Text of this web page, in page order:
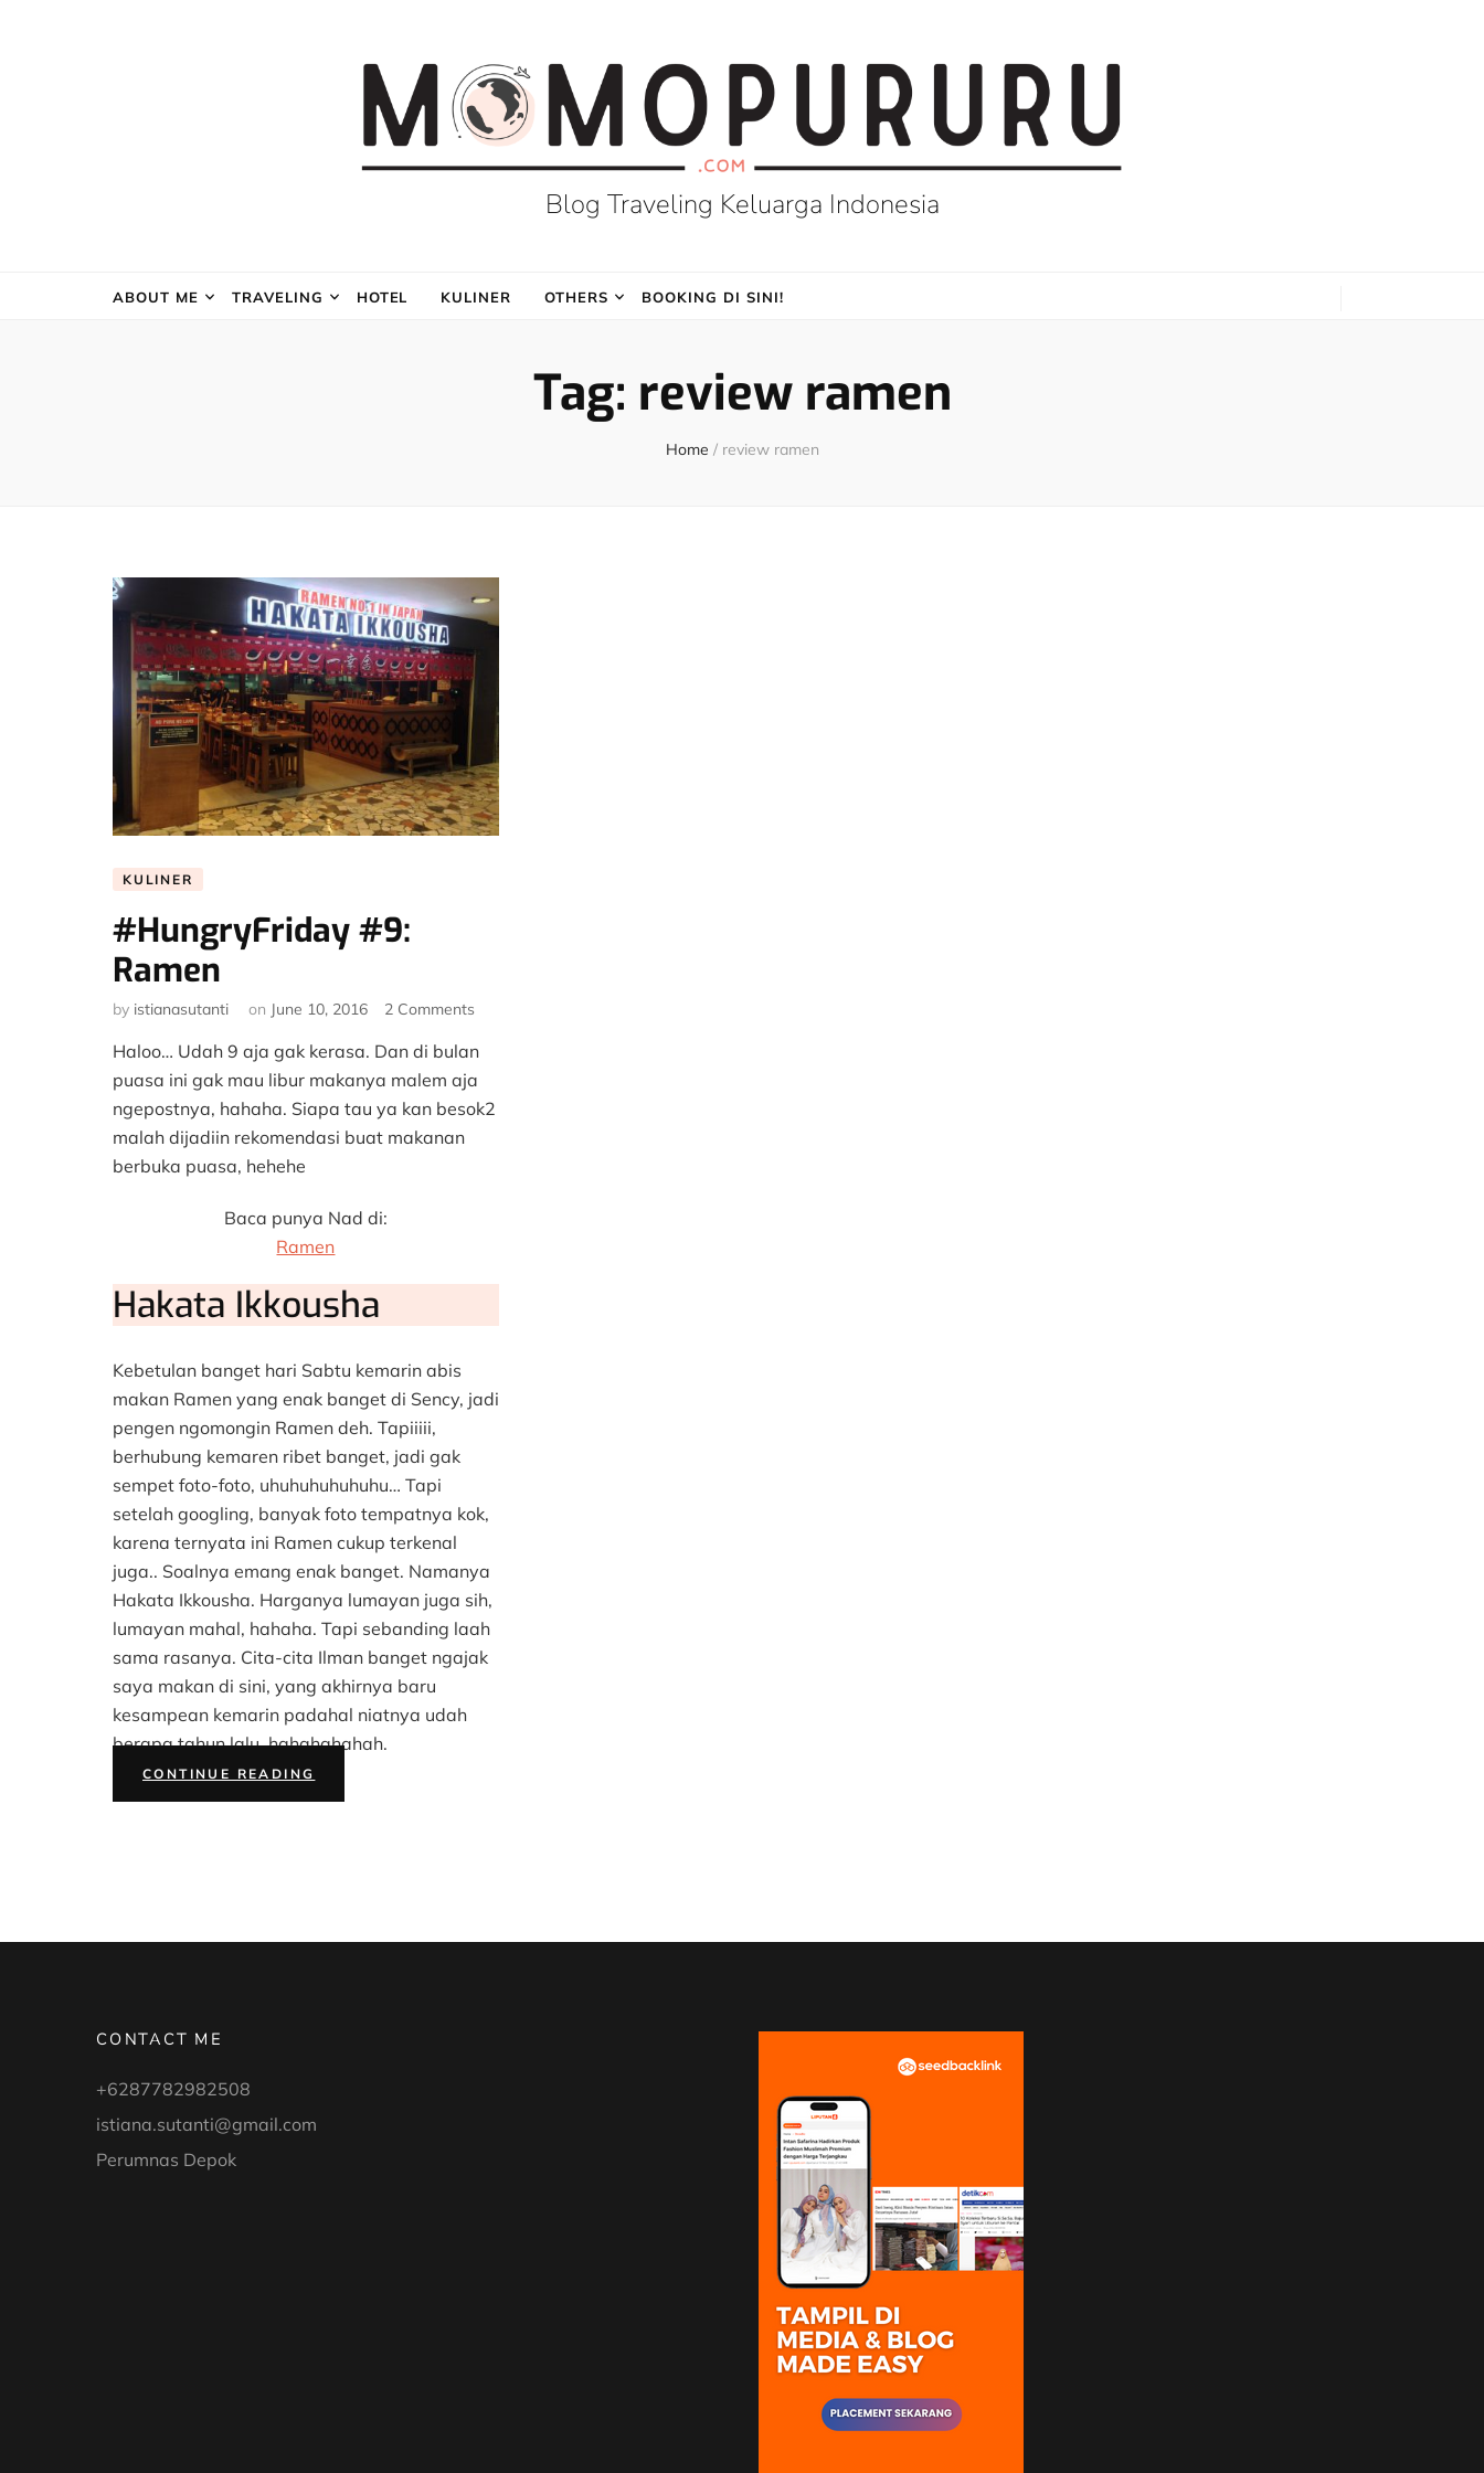
Blog Traveling Keluarga Indonesia
ABOUT ME TRAVELING HOTEL KULINER OTHERS BOOKING DI SINI!
Tag: review ramen
Home / review ramen
KULINER
#HungryFriday #9:
Ramen
by istianasutanti on June 10, 2016 2 Comments
#9:
Ramen
Haloo… Udah 9 aja gak kerasa. Dan di bulan
puasa ini gak mau libur makanya malem aja
ngepostnya, hahaha. Siapa tau ya kan besok2
malah dijadiin rekomendasi buat makanan
berbuka puasa, hehehe
Baca punya Nad di:
Ramen
Hakata Ikkousha
Kebetulan banget hari Sabtu kemarin abis
makan Ramen yang enak banget di Sency, jadi
pengen ngomongin Ramen deh. Tapiiiii,
berhubung kemaren ribet banget, jadi gak
sempet foto-foto, uhuhuhuhuhuhu… Tapi
setelah googling, banyak foto tempatnya kok,
karena ternyata ini Ramen cukup terkenal
juga.. Soalnya emang enak banget. Namanya
Hakata Ikkousha. Harganya lumayan juga sih,
lumayan mahal, hahaha. Tapi sebanding laah
sama rasanya. Cita-cita Ilman banget ngajak
saya makan di sini, yang akhirnya baru
kesampean kemarin padahal niatnya udah
berapa tahun lalu, hahahahahah.
CONTINUE READING
CONTACT ME
+6287782982508
istiana.sutanti@gmail.com
Perumnas Depok